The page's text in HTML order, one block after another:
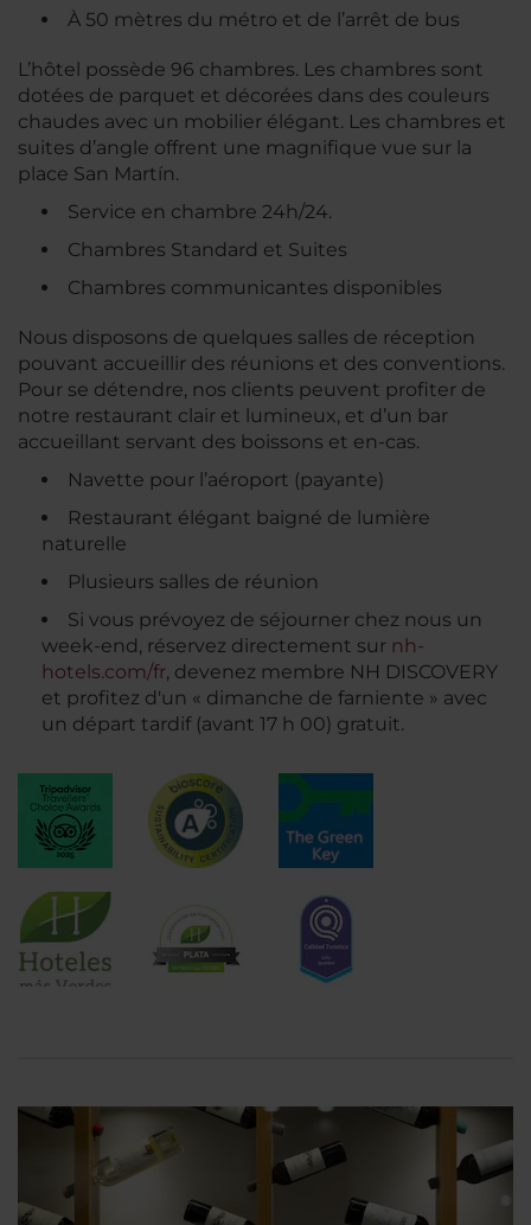
À 50 mètres du métro et de l’arrêt de bus
L’hôtel possède 96 chambres. Les chambres sont
dotées de parquet et décorées dans des couleurs
chaudes avec un mobilier élégant. Les chambres et
suites d’angle offrent une magnifique vue sur la
place San Martín.
Service en chambre 24h/24.
Chambres Standard et Suites
Chambres communicantes disponibles
Nous disposons de quelques salles de réception
pouvant accueillir des réunions et des conventions.
Pour se détendre, nos clients peuvent profiter de
notre restaurant clair et lumineux, et d’un bar
accueillant servant des boissons et en-cas.
Navette pour l’aéroport (payante)
Restaurant élégant baigné de lumière
naturelle
Plusieurs salles de réunion
Si vous prévoyez de séjourner chez nous un
week-end, réservez directement sur nh-
hotels.com/fr, devenez membre NH DISCOVERY
et profitez d'un « dimanche de farniente » avec
un départ tardif (avant 17 h 00) gratuit.